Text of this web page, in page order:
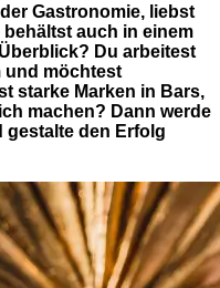
Gastronomie, liebst
auch in einem
Du arbeitest
und möchtest
starke Marken in Bars,
machen? Dann werde
gestalte den Erfolg